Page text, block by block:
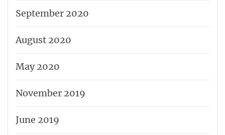
September 2020
August 2020
May 2020
November 2019
June 2019